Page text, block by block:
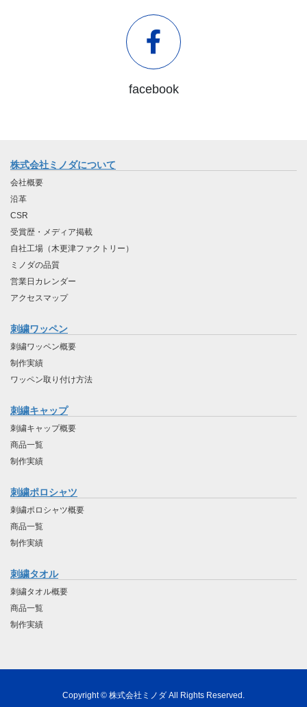
facebook
株式会社ミノダについて
会社概要
沿革
CSR
受賞歴・メディア掲載
自社工場（木更津ファクトリー）
ミノダの品質
営業日カレンダー
アクセスマップ
刺繍ワッペン
刺繍ワッペン概要
制作実績
ワッペン取り付け方法
刺繍キャップ
刺繍キャップ概要
商品一覧
制作実績
刺繍ポロシャツ
刺繍ポロシャツ概要
商品一覧
制作実績
刺繍タオル
刺繍タオル概要
商品一覧
制作実績
Copyright © 株式会社ミノダ All Rights Reserved.